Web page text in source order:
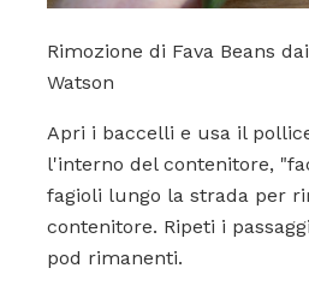
Rimozione di Fava Beans
Watson
Apri i baccelli e usa il
l'interno del contenitore,
fagioli lungo la strada per
contenitore. Ripeti i
pod rimanenti.